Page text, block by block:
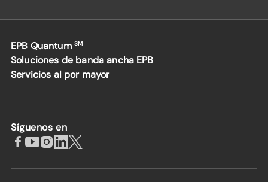
EPB Quantum SM
Soluciones de banda ancha EPB
Servicios al por mayor
Síguenos en